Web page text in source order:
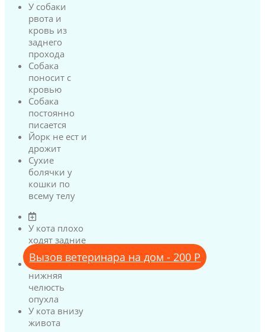
Вызов ветеринара на дом - 200 Р
У собаки
рвота и
кровь из
заднего
прохода
Собака
поносит с
кровью
Собака
постоянно
писается
Йорк не ест и
дрожит
Сухие
болячки у
кошки по
всему телу
У кота плохо
ходят задние
лапы
У кота
нижняя
челюсть
опухла
У кота внизу
живота